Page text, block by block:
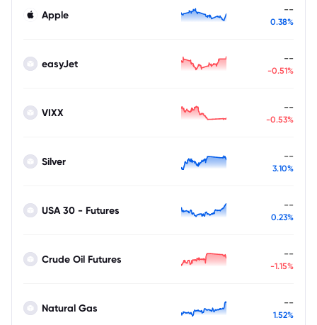
Apple --
0.38%
easyJet --
-0.51%
VIXX --
-0.53%
Silver --
3.10%
USA 30 - Futures --
0.23%
Crude Oil Futures --
-1.15%
Natural Gas --
1.52%